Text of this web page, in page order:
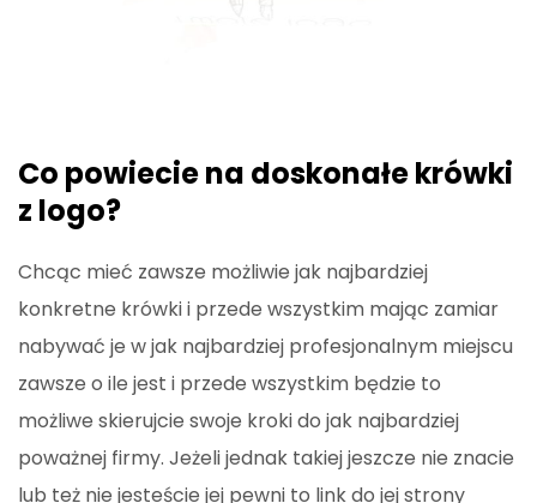
Co powiecie na doskonałe krówki
z logo?
Chcąc mieć zawsze możliwie jak najbardziej
konkretne krówki i przede wszystkim mając zamiar
nabywać je w jak najbardziej profesjonalnym miejscu
zawsze o ile jest i przede wszystkim będzie to
możliwe skierujcie swoje kroki do jak najbardziej
poważnej firmy. Jeżeli jednak takiej jeszcze nie znacie
lub też nie jesteście jej pewni to link do jej strony